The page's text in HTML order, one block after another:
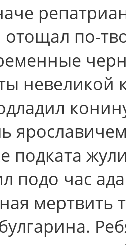
по-
невеликой
подката
подо час
мертвить